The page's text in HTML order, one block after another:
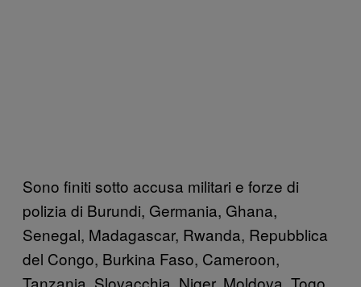
Sono finiti sotto accusa militari e forze di
polizia di Burundi, Germania, Ghana,
Senegal, Madagascar, Rwanda, Repubblica
del Congo, Burkina Faso, Cameroon,
Tanzania, Slovacchia, Niger, Moldova, Togo,